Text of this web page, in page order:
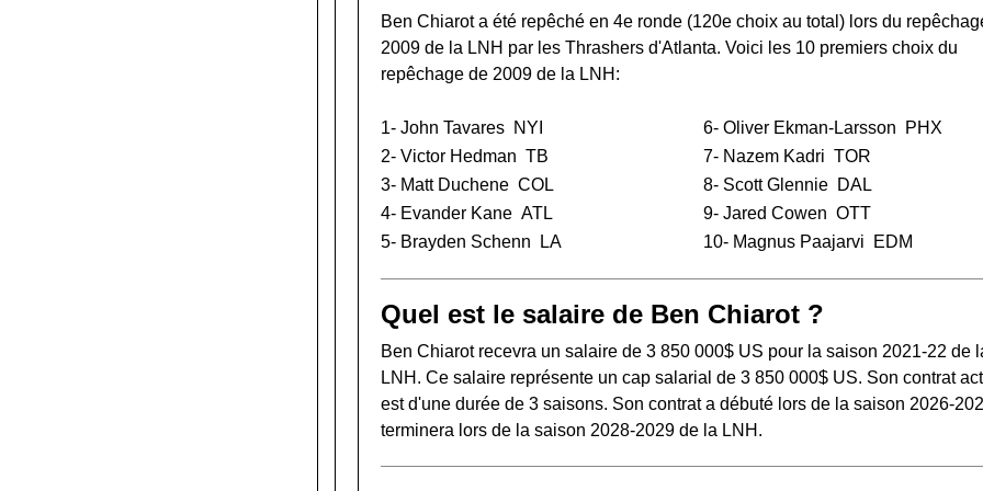
Ben Chiarot a été repêché en 4e ronde (120e choix au total) lors du
2009 de la LNH par les Thrashers d'Atlanta. Voici les 10 premiers choix du
repêchage de 2009 de la LNH:
1- John Tavares NYI
2- Victor Hedman TB
3- Matt Duchene COL
4- Evander Kane ATL
5- Brayden Schenn LA
6-Oliver Ekman-Larsson
PHX
7- Nazem Kadri TOR
8- Scott Glennie DAL
9-Jared Cowen OTT
10- Magnus Paajarvi EDM
Quel est le salaire de Ben Chiarot ?
Ben Chiarot recevra un salaire de 3 850 000$ US pour la saison 2021-22 de
LNH. Ce salaire représente un cap salarial de 3 850 000$ US. Son contrat
est d'une durée de 3 saisons. Son contrat a débuté lors de la saison 2026-
terminera lors de la saison 2028-2029 de la LNH.